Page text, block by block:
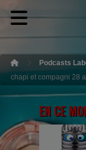
Podcasts
chapi et compagni 28
EN CE